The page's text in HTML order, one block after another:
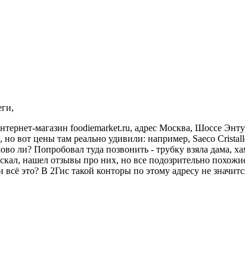
магазин foodiemarket.ru, адрес Москва, Шоссе
вот цены там реально удивили: например, Saeco
ли? Попробовал туда позвонить - трубку взяла дама,
нашел отзывы про них, но все подозрительно
это? В 2Гис такой конторы по этому адресу не